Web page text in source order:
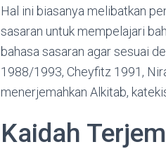
Hal ini biasanya melibatkan
sasaran untuk mempelajari
bahasa sasaran agar sesuai
1988/1993, Cheyfitz 1991,
menerjemahkan Alkitab,
Kaidah